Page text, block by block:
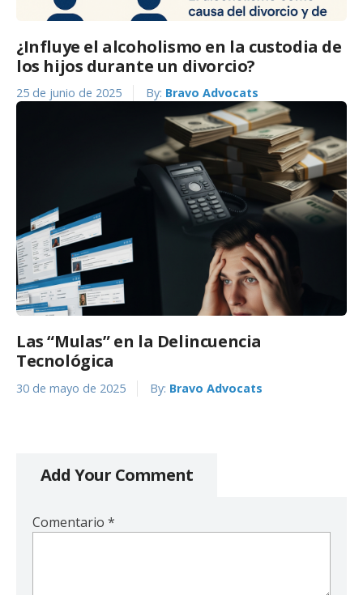
¿Influye el alcoholismo en la custodia de
los hijos durante un divorcio?
25 de junio de 2025 By: Bravo Advocats
Las “Mulas” en la Delincuencia
Tecnológica
30 de mayo de 2025 By: Bravo Advocats
Add Your Comment
Comentario *